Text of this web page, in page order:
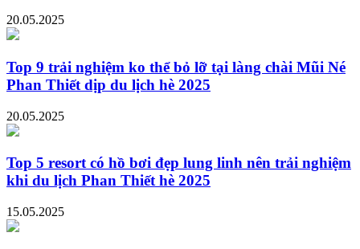
20.05.2025
Top 9 trải nghiệm ko thể bỏ lỡ tại làng chài Mũi Né
Phan Thiết dịp du lịch hè 2025
20.05.2025
Top 5 resort có hồ bơi đẹp lung linh nên trải nghiệm
khi du lịch Phan Thiết hè 2025
15.05.2025